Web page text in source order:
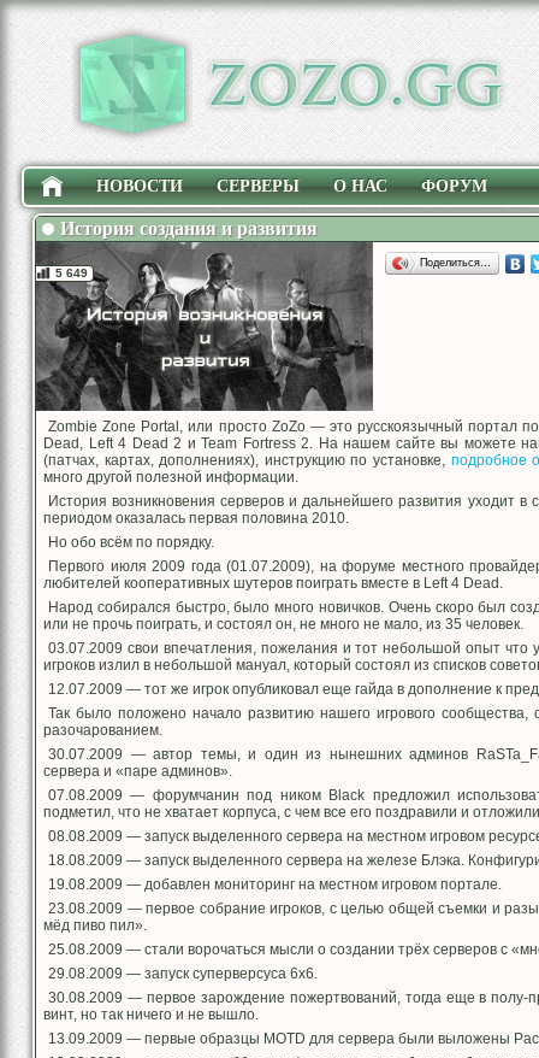
НОВОСТИ СЕРВЕРЫ О НАС ФОРУМ
История создания и развития
Поделиться…
Zombie Zone Portal, или просто ZoZo — это русскоязычный портал
Dead, Left 4 Dead 2 и Team Fortress 2. На нашем сайте вы можете
(патчах, картах, дополнениях), инструкцию по установке, подробное
много другой полезной информации.
История возникновения серверов и дальнейшего развития уходит
периодом оказалась первая половина 2010.
Но обо всём по порядку.
Первого июля 2009 года (01.07.2009), на форуме местного
любителей кооперативных шутеров поиграть вместе в Left 4 Dead.
Народ собирался быстро, было много новичков. Очень скоро был
или не прочь поиграть, и состоял он, не много не мало, из 35 человек.
03.07.2009 свои впечатления, пожелания и тот небольшой опыт что
игроков излил в небольшой мануал, который состоял из списков
12.07.2009 — тот же игрок опубликовал еще гайда в дополнение к
Так было положено начало развитию нашего игрового
разочарованием.
30.07.2009 — автор темы, и один из нынешних админов
сервера и «паре админов».
07.08.2009 — форумчанин под ником Black предложил
подметил, что не хватает корпуса, с чем все его поздравили и
08.08.2009 — запуск выделенного сервера на местном игровом
18.08.2009 — запуск выделенного сервера на железе Блэка.
19.08.2009 — добавлен мониторинг на местном игровом портале.
23.08.2009 — первое собрание игроков, с целью общей съемки и
мёд пиво пил».
25.08.2009 — стали ворочаться мысли о создании трёх серверов с
29.08.2009 — запуск суперверсуса 6х6.
30.08.2009 — первое зарождение пожертвований, тогда еще в
винт, но так ничего и не вышло.
13.09.2009 — первые образцы MOTD для сервера были выложены
5 649